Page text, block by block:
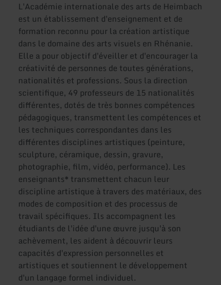
L'Académie internationale des arts de Heimbach
est un établissement d'enseignement et de
formation reconnu pour la création artistique
dans le domaine des arts visuels en Rhénanie.
Elle a pour objectif d'éveiller et d'encourager la
créativité de personnes de toutes générations,
nationalités et professions. Sous la direction
scientifique, 49 professeurs de 15 nationalités
différentes, dotés de très bonnes compétences
pédagogiques, transmettent les compétences et
les techniques correspondantes dans les
différentes disciplines artistiques (peinture,
sculpture, céramique, dessin, gravure,
photographie, film, vidéo, performance). Les
enseignants* transmettent chacun leur
discipline artistique à travers des matériaux, des
modes de composition et des processus de
travail spécifiques. Ils accompagnent les
étudiants de l'idée d'une œuvre jusqu'à son
achèvement, les aident à découvrir leurs
capacités d'expression personnelles et
artistiques et soutiennent le développement
d'un langage formel individuel.